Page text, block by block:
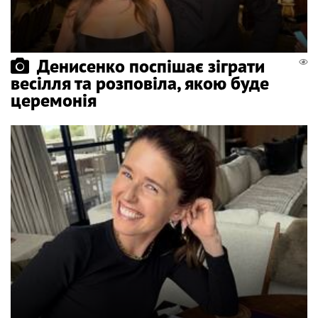
Денисенко поспішає зіграти
весілля та розповіла, якою буде
церемонія